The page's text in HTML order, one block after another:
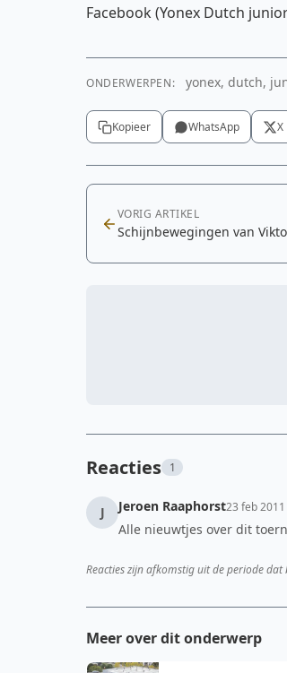
Facebook (Yonex Dutch
ONDERWERPEN: yonex, dutch,
Kopieer WhatsApp X
VORIG ARTIKEL
Schijnbewegingen van
Reacties 1
J Jeroen Raaphorst23 feb 2011
Alle nieuwtjes over dit
Reacties zijn afkomstig uit de periode
Meer over dit onderwerp